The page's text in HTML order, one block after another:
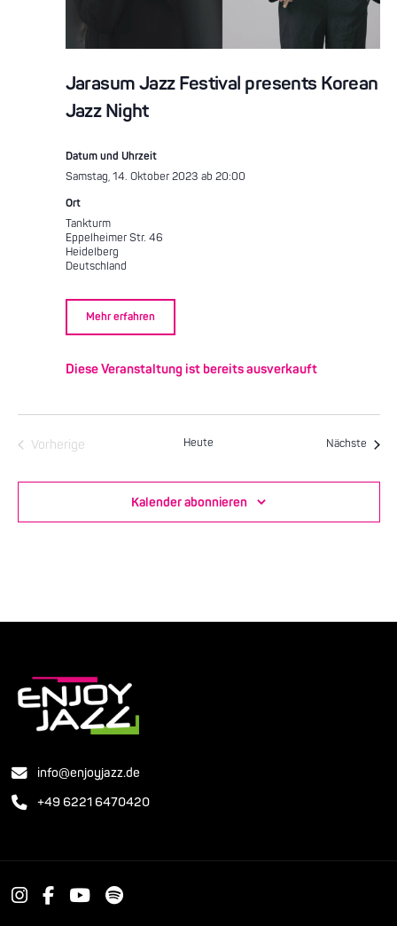
Jarasum Jazz Festival presents Korean
Jazz Night
Datum und Uhrzeit
Samstag, 14. Oktober 2023 ab 20:00
Ort
Tankturm
Eppelheimer Str. 46
Heidelberg
Deutschland
Mehr erfahren
Diese Veranstaltung ist bereits ausverkauft
Vorherige
Heute Nächste
Kalender abonnieren
info@enjoyjazz.de
+49 6221 6470420